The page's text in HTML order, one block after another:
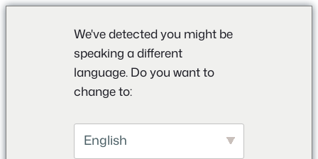
We've detected you might be
speaking a different
language. Do you want to
change to:
English